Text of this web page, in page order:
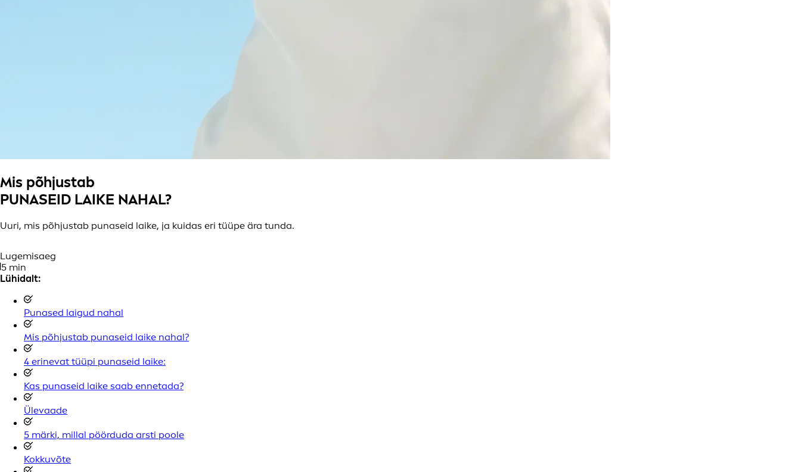
Mis põhjustab
PUNASEID LAIKE NAHAL?
Uuri, mis põhjustab punaseid laike, ja kuidas eri tüüpe ära tunda.
Lugemisaeg
5 min
Lühidalt:
Punased laigud nahal
Mis põhjustab punaseid laike nahal?
4 erinevat tüüpi punaseid laike:
Kas punaseid laike saab ennetada?
Ülevaade
5 märki, millal pöörduda arsti poole
Kokkuvõte